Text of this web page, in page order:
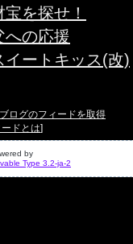
宝を探せ！
への応援
イートキッス(改)
ログのフィードを取得
ドとは]
by
Type 3.2-ja-2